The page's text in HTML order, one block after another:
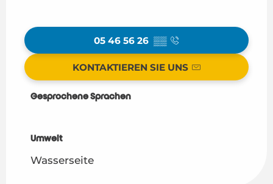
05 46 56 26 ▒▒
KONTAKTIEREN SIE UNS
Gesprochene Sprachen
Gesprochene Sprachen
Umwelt
Umwelt
Wasserseite